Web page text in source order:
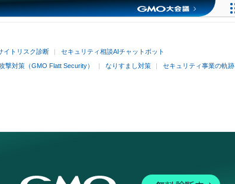
イトリスク診断
セキュリティ相談AIチャットボット
撃対策（GMO Flatt Security） なりすまし対策 セキュリティ事業の軌跡